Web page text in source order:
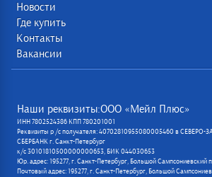
Новости
Где купить
Контакты
Вакансии
Наши реквизиты:ООО «Мейл Плюс»
ИНН 7802524386 КПП 780201001
Реквизиты р /с получателя: 40702810955080005460 в
СБЕРБАНК г. Санкт-Петербург
к/с 30101810500000000653, БИК 044030653
Юр. адрес: 195277, г. Санкт-Петербург, Большой
Почтовый адрес: 195277, г. Санкт-Петербург, Большой